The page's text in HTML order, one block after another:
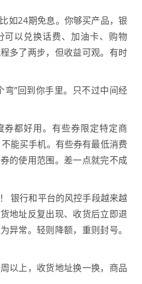
如24期免息。你够买产品，银
可以兑换话费、加油卡、购物
多了两步，但收益可观。有时
弯”回到你手里。只不过中间经
券都好用。有些券限定特定商
能买手机。有些券有最低消费
的使用范围。差一点就完不成
银行和平台的风控手段越来越
地址反复出现、收货后立即退
异常。轻则降额，重则封号。
以上，收货地址换一换，商品